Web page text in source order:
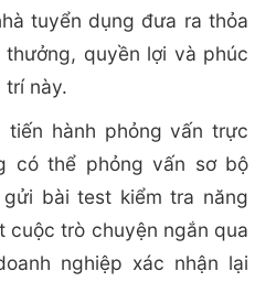
tuyển dụng đưa ra thỏa
quyền lợi và phúc
này.
tiến hành phỏng vấn trực
có thể phỏng vấn sơ bộ
bài test kiểm tra năng
cuộc trò chuyện ngắn qua
nghiệp xác nhận lại